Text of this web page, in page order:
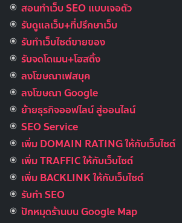
สอนทำเว็บ SEO แบบเจอตัว
รับดูแลเว็บ+ที่ปรึกษาเว็บ
รับทําเว็บไซต์ขายของ
รับจดโดเมน+โฮสติ้ง
ลงโฆษณาเฟสบุค
ลงโฆษณา Google
ย้ายธุรกิจออฟไลน์ สู่ออนไลน์
SEO Service
เพิ่ม DOMAIN RATING ให้กับเว็บไซต์
เพิ่ม TRAFFIC ให้กับเว็บไซต์
เพิ่ม BACKLINK ให้กับเว็บไซต์
รับทำ SEO
ปักหมุดร้านบน Google Map